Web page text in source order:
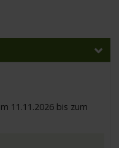
11.11.2026 bis zum